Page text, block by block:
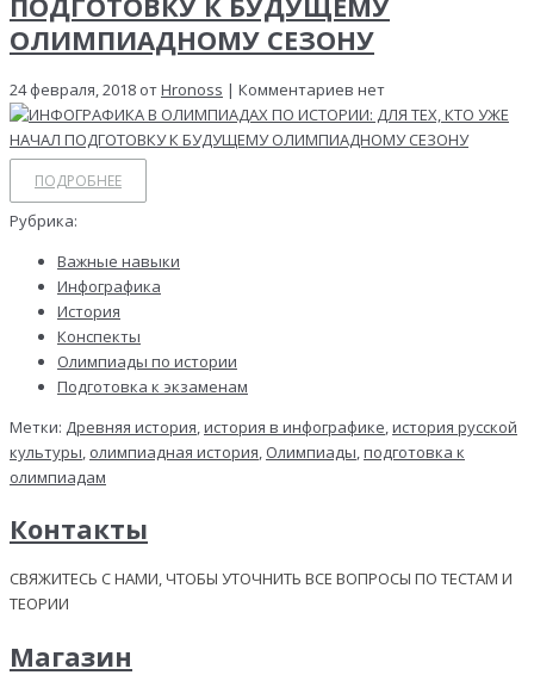
ОЛИМПИАДНОМУ СЕЗОНУ
24 февраля, 2018 отHronoss | Комментариев нет
ПОДРОБНЕЕ
Рубрика:
Важные навыки
Инфографика
История
Конспекты
Олимпиады по истории
Подготовка к экзаменам
Метки: Древняя история,история в инфографике,история русской
культуры, олимпиадная история, Олимпиады,подготовка к
олимпиадам
Контакты
СВЯЖИТЕСЬ С НАМИ, ЧТОБЫ УТОЧНИТЬ ВСЕ ВОПРОСЫ ПО ТЕСТАМ И
ТЕОРИИ
Магазин